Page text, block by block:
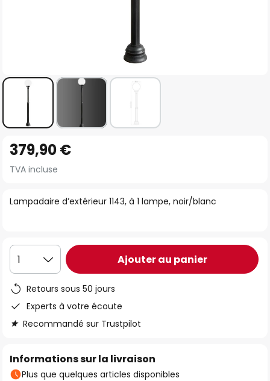
to
the
of
gallery
Lampadaire d’extérieur 1143, à 1 lampe, noir/blanc
379,90 €
TVA incluse
1 Ajouter au panier
Retours sous 50 jours
Experts à votre écoute
Recommandé sur Trustpilot
Informations sur la livraison
Plus que quelques articles disponibles